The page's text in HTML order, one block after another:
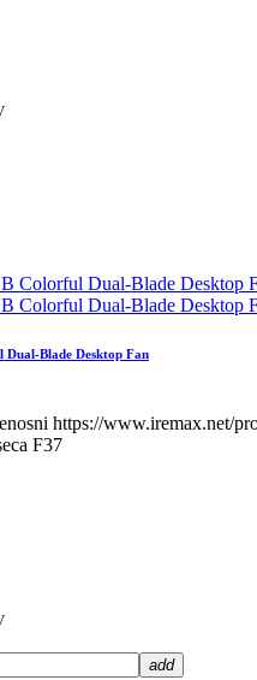
Blade Desktop Fan
https://www.iremax.net/
F37
add